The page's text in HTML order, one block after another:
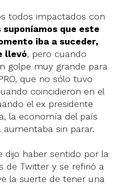
todos impactados con
suponíamos que este
iba a suceder,
llevó, pero cuando
golpe muy grande para
que no sólo tuvo
coincidieron en el
el ex presidente
la economía del país
aumentaba sin parar.
dijo haber sentido por la
de Twitter y se refirió a
la suerte de tener una